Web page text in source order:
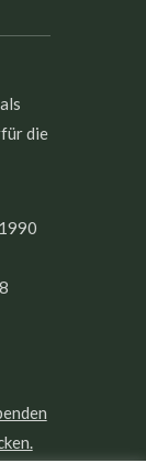
die